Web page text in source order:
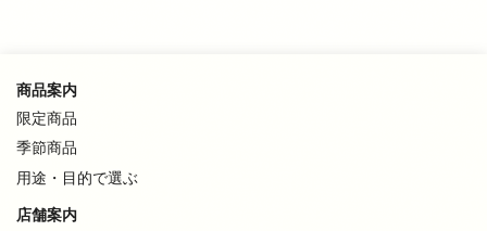
商品案内
限定商品
季節商品
用途・目的で選ぶ
店舗案内